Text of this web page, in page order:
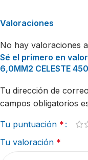
Valoraciones
No hay valoraciones
Sé el primero en
6,0MM2 CELESTE
Tu dirección de
campos obligatorios
Tu puntuación *
Tu valoración *